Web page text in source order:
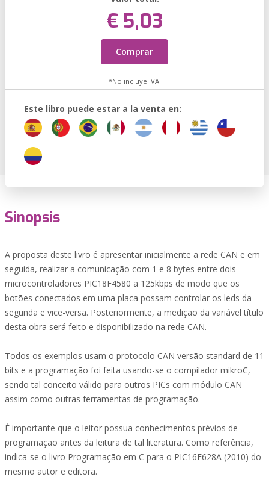
€ 5,03
Comprar
*No incluye IVA.
Este libro puede estar a la venta en:
Sinopsis
A proposta deste livro é apresentar inicialmente a rede CAN e em
seguida, realizar a comunicação com 1 e 8 bytes entre dois
microcontroladores PIC18F4580 a 125kbps de modo que os
botões conectados em uma placa possam controlar os leds da
segunda e vice-versa. Posteriormente, a medição da variável título
desta obra será feito e disponibilizado na rede CAN.
Todos os exemplos usam o protocolo CAN versão standard de 11
bits e a programação foi feita usando-se o compilador mikroC,
sendo tal conceito válido para outros PICs com módulo CAN
assim como outras ferramentas de programação.
É importante que o leitor possua conhecimentos prévios de
programação antes da leitura de tal literatura. Como referência,
indica-se o livro Programação em C para o PIC16F628A (2010) do
mesmo autor e editora.